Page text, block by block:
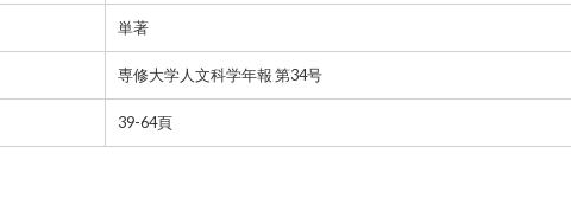
単著
専修大学人文科学年報 第34号
39-64頁